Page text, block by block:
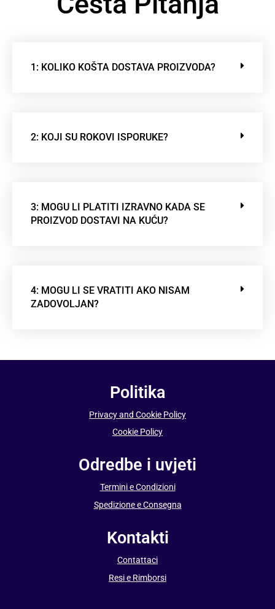
1: KOLIKO KOŠTA DOSTAVA PROIZVODA?
2: KOJI SU ROKOVI ISPORUKE?
3: MOGU LI PLATITI IZRAVNO KADA SE
PROIZVOD DOSTAVI NA KUĆU?
4: MOGU LI SE VRATITI AKO NISAM
ZADOVOLJAN?
Politika
Privacy and Cookie Policy
Cookie Policy
Odredbe i uvjeti
Termini e Condizioni
Spedizione e Consegna
Kontakti
Contattaci
Resi e Rimborsi